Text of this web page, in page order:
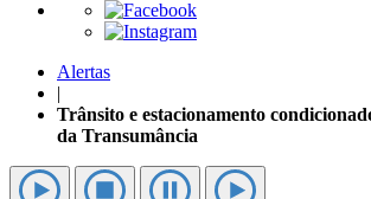
Alertas
|
Trânsito e estacionamento
da Transumância